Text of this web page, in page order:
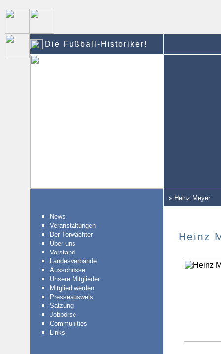
Die Fußball-Historiker!
News
Veranstaltungen
Der Torwächter
Über uns
Vorstand
Landesverbände
Ausschüsse
Unsere Mitglieder
Mitglied werden
Presseausweis
Satzung
Jobbörse
Communities
Links
» Heinz Meyer
Heinz